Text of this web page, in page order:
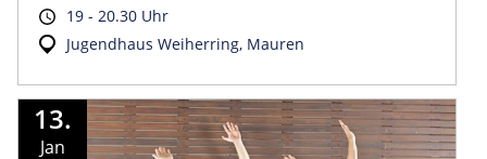
19 - 20.30 Uhr
Jugendhaus Weiherring, Mauren
13.
Jan